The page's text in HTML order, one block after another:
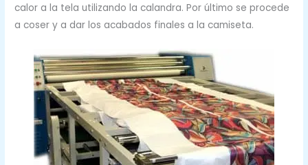
calor a la tela utilizando la calandra. Por último se procede
a coser y a dar los acabados finales a la camiseta.